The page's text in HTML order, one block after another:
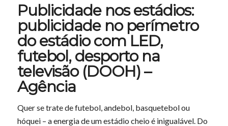
Publicidade nos estádios:
publicidade no perímetro
do estádio com LED,
futebol, desporto na
televisão (DOOH) –
Agência
Quer se trate de futebol, andebol, basquetebol ou
hóquei – a energia de um estádio cheio é inigualável. Do